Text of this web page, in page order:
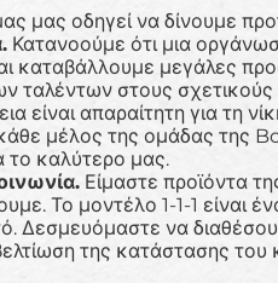
μας οδηγεί να δίνουμε
Κατανοούμε ότι μια
καταβάλλουμε μεγάλες
ταλέντων στους σχετικούς
είναι απαραίτητη για τη
μέλος της ομάδας της
το καλύτερο μας.
Είμαστε προϊόντα
Το μοντέλο 1-1-1 είναι
Δεσμευόμαστε να
της κατάστασης του